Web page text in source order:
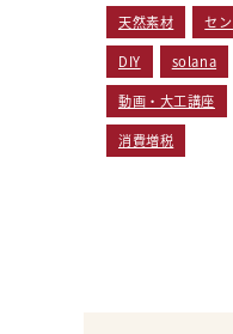
天然素材 セ
DIY solana
動画・大工講座
消費増税